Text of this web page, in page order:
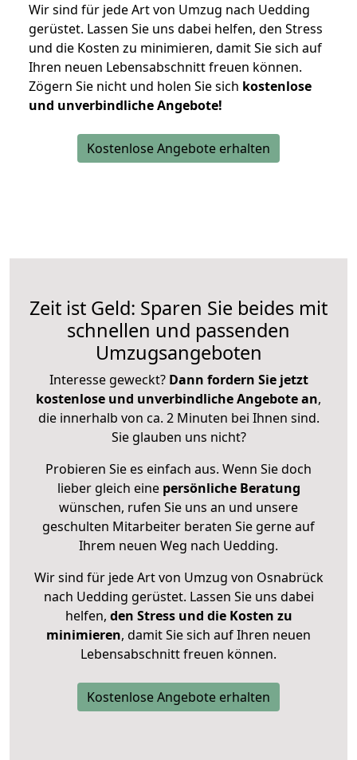
Wir sind für jede Art von Umzug nach Uedding
gerüstet. Lassen Sie uns dabei helfen, den Stress
und die Kosten zu minimieren, damit Sie sich auf
Ihren neuen Lebensabschnitt freuen können.
Zögern Sie nicht und holen Sie sich kostenlose
und unverbindliche Angebote!
Kostenlose Angebote erhalten
Zeit ist Geld: Sparen Sie beides mit
schnellen und passenden
Umzugsangeboten
Interesse geweckt? Dann fordern Sie jetzt
kostenlose und unverbindliche Angebote an,
die innerhalb von ca. 2 Minuten bei Ihnen sind.
Sie glauben uns nicht?
Probieren Sie es einfach aus. Wenn Sie doch
lieber gleich eine persönliche Beratung
wünschen, rufen Sie uns an und unsere
geschulten Mitarbeiter beraten Sie gerne auf
Ihrem neuen Weg nach Uedding.
Wir sind für jede Art von Umzug von Osnabrück
nach Uedding gerüstet. Lassen Sie uns dabei
helfen, den Stress und die Kosten zu
minimieren, damit Sie sich auf Ihren neuen
Lebensabschnitt freuen können.
Kostenlose Angebote erhalten